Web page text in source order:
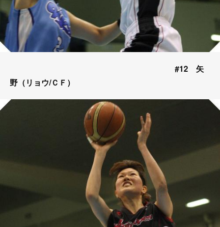
#12 矢
野（リョウ/ＣＦ）